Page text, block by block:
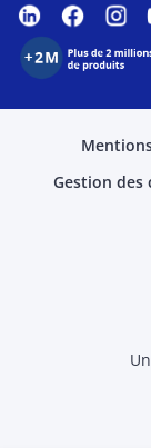
Gestion des